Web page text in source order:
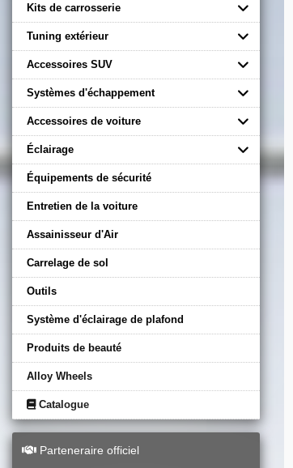
Kits de carrosserie
Tuning extérieur
Accessoires SUV
Systèmes d'échappement
Accessoires de voiture
Éclairage
Équipements de sécurité
Entretien de la voiture
Assainisseur d'Air
Carrelage de sol
Outils
Système d'éclairage de plafond
Produits de beauté
Alloy Wheels
Catalogue
Parteneraire officiel